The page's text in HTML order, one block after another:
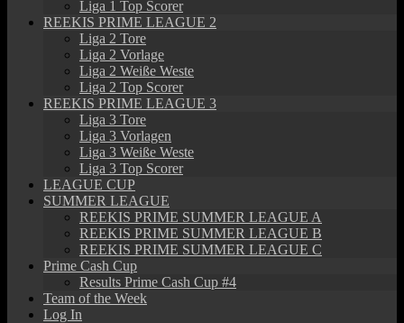
Liga 1 Top Scorer
REEKIS PRIME LEAGUE 2
Liga 2 Tore
Liga 2 Vorlage
Liga 2 Weiße Weste
Liga 2 Top Scorer
REEKIS PRIME LEAGUE 3
Liga 3 Tore
Liga 3 Vorlagen
Liga 3 Weiße Weste
Liga 3 Top Scorer
LEAGUE CUP
SUMMER LEAGUE
REEKIS PRIME SUMMER LEAGUE A
REEKIS PRIME SUMMER LEAGUE B
REEKIS PRIME SUMMER LEAGUE C
Prime Cash Cup
Results Prime Cash Cup #4
Team of the Week
Log In